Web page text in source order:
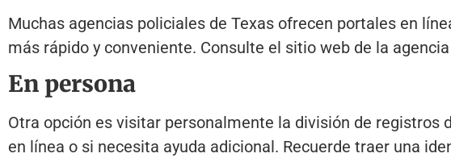
Muchas agencias policiales de Texas ofrecen portales en
más rápido y conveniente. Consulte el sitio web de la
En persona
Otra opción es visitar personalmente la división de registros
en línea o si necesita ayuda adicional. Recuerde traer una